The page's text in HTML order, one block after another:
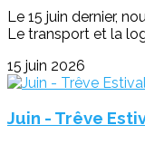
Le 15 juin dernier,
Le transport et la
15 juin 2026
Juin - Trêve